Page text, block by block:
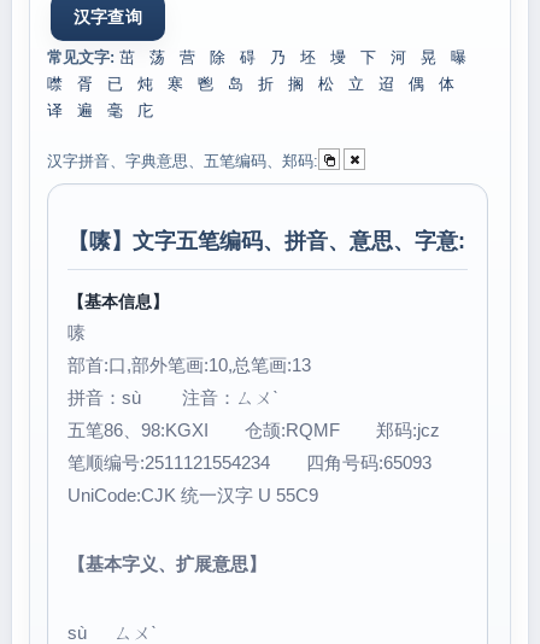
常见文字: 茁 荡 营 除 碍 乃 坯 墁 下 河 晃
曝
噤
胥 已 炖 寒 鬯 岛 折 搁 松 立 迢 偶
体
译
遍 毫 庀
汉字拼音、字典意思、五笔编码、郑码:
【嗉】文字五笔编码、拼音、意思、字意:
【基本信息】
嗉
部首:口,部外笔画:10,总笔画:13
拼音：sù 注音：ㄙㄨˋ
五笔86、98:KGXI 仓颉:RQMF 郑码:jcz
笔顺编号:2511121554234 四角号码:65093
UniCode:CJK 统一汉字 U 55C9
【基本字义、扩展意思】
sù ㄙㄨˋ